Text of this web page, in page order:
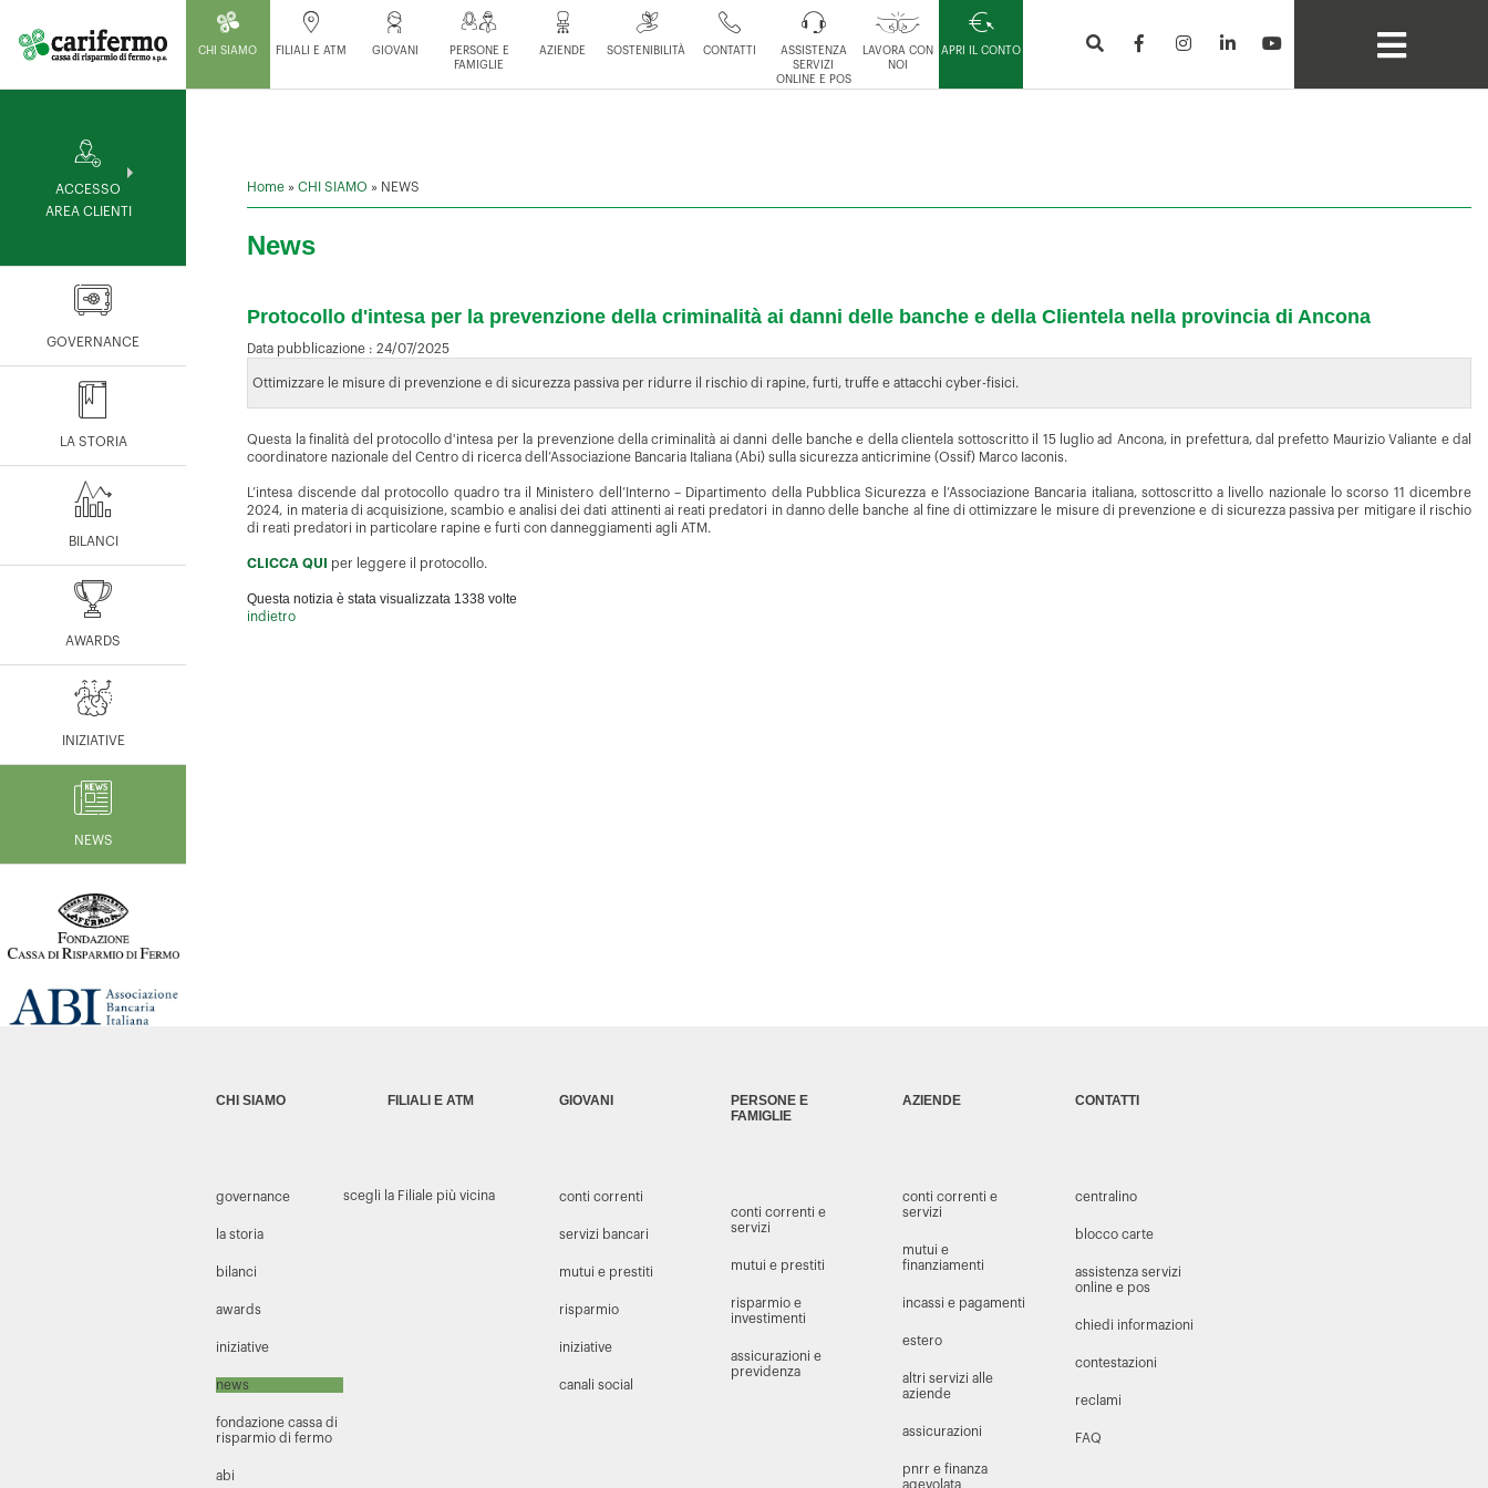
CHI SIAMO FILIALI E ATM GIOVANI
PERSONE E
FAMIGLIE
AZIENDE SOSTENIBILITÀ CONTATTI
ASSISTENZA
SERVIZI
ONLINE E POS
LAVORA CON
NOI
APRI IL CONTO
ACCESSO
AREA CLIENTI
GOVERNANCE
LA STORIA
BILANCI
AWARDS
INIZIATIVE
NEWS
Home »CHI SIAMO » NEWS
News
Protocollo d'intesa per la prevenzione della criminalità ai danni delle banche e della Clientela nella provincia di Ancona
Data pubblicazione :24/07/2025
Ottimizzare le misure di prevenzione e di sicurezza passiva per ridurre il rischio di rapine, furti, truffe e attacchi cyber-fisici.
Questa la finalità del protocollo d'intesa per la prevenzione della criminalità ai danni delle banche e della clientela sottoscritto il 15 luglio ad Ancona, in prefettura, dal prefetto Maurizio Valiante e dal
coordinatore nazionale del Centro di ricerca dell’Associazione Bancaria Italiana (Abi) sulla sicurezza anticrimine (Ossif) Marco Iaconis.
L’intesa discende dal protocollo quadro tra il Ministero dell’Interno – Dipartimento della Pubblica Sicurezza e l’Associazione Bancaria italiana, sottoscritto a livello nazionale lo scorso 11 dicembre
2024, in materia di acquisizione, scambio e analisi dei dati attinenti ai reati predatori in danno delle banche al fine di ottimizzare le misure di prevenzione e di sicurezza passiva per mitigare il rischio
di reati predatori in particolare rapine e furti con danneggiamenti agli ATM.
CLICCA QUI per leggere il protocollo.
Questa notizia è stata visualizzata 1338 volte
indietro
CHI SIAMO
governance
la storia
bilanci
awards
iniziative
news
fondazione cassa di
risparmio di fermo
abi
FILIALI E ATM
scegli la Filiale più vicina
GIOVANI
conti correnti
servizi bancari
mutui e prestiti
risparmio
iniziative
canali social
PERSONE E
FAMIGLIE
conti correnti e
servizi
mutui e prestiti
risparmio e
investimenti
assicurazioni e
previdenza
AZIENDE
conti correnti e
servizi
mutui e
finanziamenti
incassi e pagamenti
estero
altri servizi alle
aziende
assicurazioni
pnrr e finanza
agevolata
CONTATTI
centralino
blocco carte
assistenza servizi
online e pos
chiedi informazioni
contestazioni
reclami
FAQ